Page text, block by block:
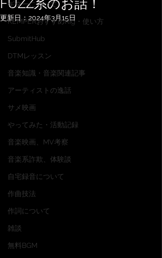
ギターについて
KEMPERおすすめRig・使い方
SubmitHub
DTMレッスン
音楽知識・音楽関連記事
アーティストの逸話
サメ映画
やってみた・活動記録
音楽映画、MV考察
音楽系詐欺、体験談
自宅録音について
作曲技法
作詞について
雑談
無料BGM
FUZZ系のお話！
更新日：2024年3月15日